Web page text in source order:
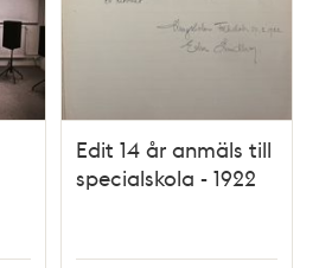
Edit 14 år anmäls till
specialskola - 1922